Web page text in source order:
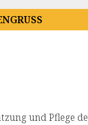
und Pflege